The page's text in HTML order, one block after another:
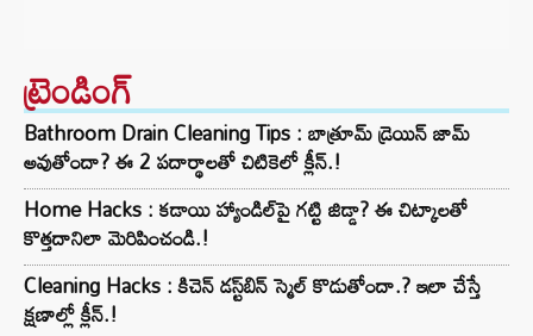
ట్రెండింగ్‌
Bathroom Drain Cleaning Tips : బాత్రూమ్ డ్రెయిన్ జామ్
అవుతోందా? ఈ 2 పదార్థాలతో చిటికెలో క్లీన్.!
Home Hacks : కడాయి హ్యాండిల్‌పై గట్టి జిడ్డా? ఈ చిట్కాలతో
కొత్తదానిలా మెరిపించండి.!
Cleaning Hacks : కిచెన్ డస్ట్‌బిన్ స్మెల్ కొడుతోందా.? ఇలా చేస్తే
క్షణాల్లో క్లీన్.!